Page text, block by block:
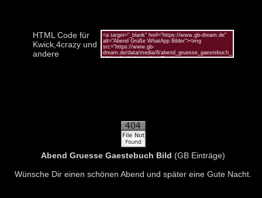
HTML Code für
Kwick,4crazy und
andere
Abend Gruesse Gaestebuch Bild (GB Einträge)
Wünsche Dir einen schönen Abend und später eine Gute Nacht.